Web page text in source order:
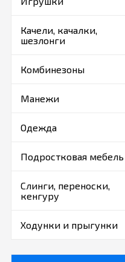
Качели, качалки,
шезлонги
Комбинезоны
Манежи
Одежда
Подростковая мебель
Слинги, переноски,
кенгуру
Ходунки и прыгунки